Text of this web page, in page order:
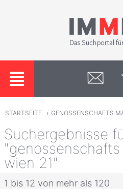
STARTSEITE › GENOSSENSCHAFTS
Suchergebnisse
wien 21"
1 bis 12 von mehr als 120